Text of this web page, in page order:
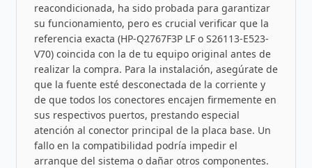
reacondicionada, ha sido probada para garantizar
su funcionamiento, pero es crucial verificar que la
referencia exacta (HP-Q2767F3P LF o S26113-E523-
V70) coincida con la de tu equipo original antes de
realizar la compra. Para la instalación, asegúrate de
que la fuente esté desconectada de la corriente y
de que todos los conectores encajen firmemente en
sus respectivos puertos, prestando especial
atención al conector principal de la placa base. Un
fallo en la compatibilidad podría impedir el
arranque del sistema o dañar otros componentes.